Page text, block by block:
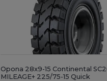
Opona 28x9-15 Continental
MILEAGE+ 225/75-15 Quick